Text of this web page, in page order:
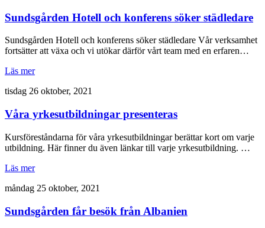
Sundsgården Hotell och konferens söker städledare
Sundsgården Hotell och konferens söker städledare Vår verksamhet
fortsätter att växa och vi utökar därför vårt team med en erfaren…
Läs mer
tisdag 26 oktober, 2021
Våra yrkesutbildningar presenteras
Kursföreståndarna för våra yrkesutbildningar berättar kort om varje
utbildning. Här finner du även länkar till varje yrkesutbildning. …
Läs mer
måndag 25 oktober, 2021
Sundsgården får besök från Albanien